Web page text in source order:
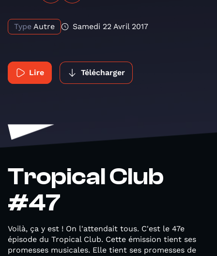
Type Autre Samedi 22 Avril 2017
Lire Télécharger
Tropical Club
#47
Voilà, ça y est ! On l'attendait tous. C'est le 47e
épisode du Tropical Club. Cette émission tient ses
promesses musicales. Elle tient ses promesses de